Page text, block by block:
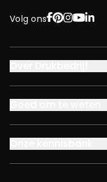
Volg onsFacebook
Pinterest
Instagram
YouTube